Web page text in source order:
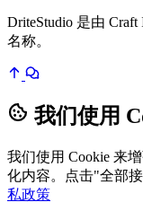
DriteStudio 是由 Craft
名称。
我们使用
我们使用 Cookie 来
化内容。点击"全部
私政策